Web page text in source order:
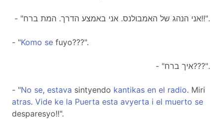
- "אני הנהג של האמבולנס. אני באמצע הדרך. המת ברח!!".
- "Komo se fuyo???".
- "איך ברח???".
- "No se, estava sintyendo kantikas en el radio. Miri
atras. Vide ke la Puerta esta avyerta i el muerto se
desparesyo!!".